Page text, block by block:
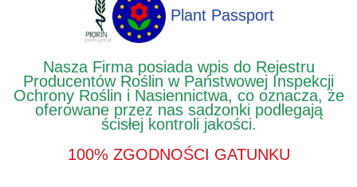
Plant Passport
Nasza Firma posiada wpis do Rejestru
Producentów Roślin w Państwowej Inspekcji
Ochrony Roślin i Nasiennictwa, co oznacza, że
oferowane przez nas sadzonki podlegają
ścisłej kontroli jakości.
100% ZGODNOŚCI GATUNKU